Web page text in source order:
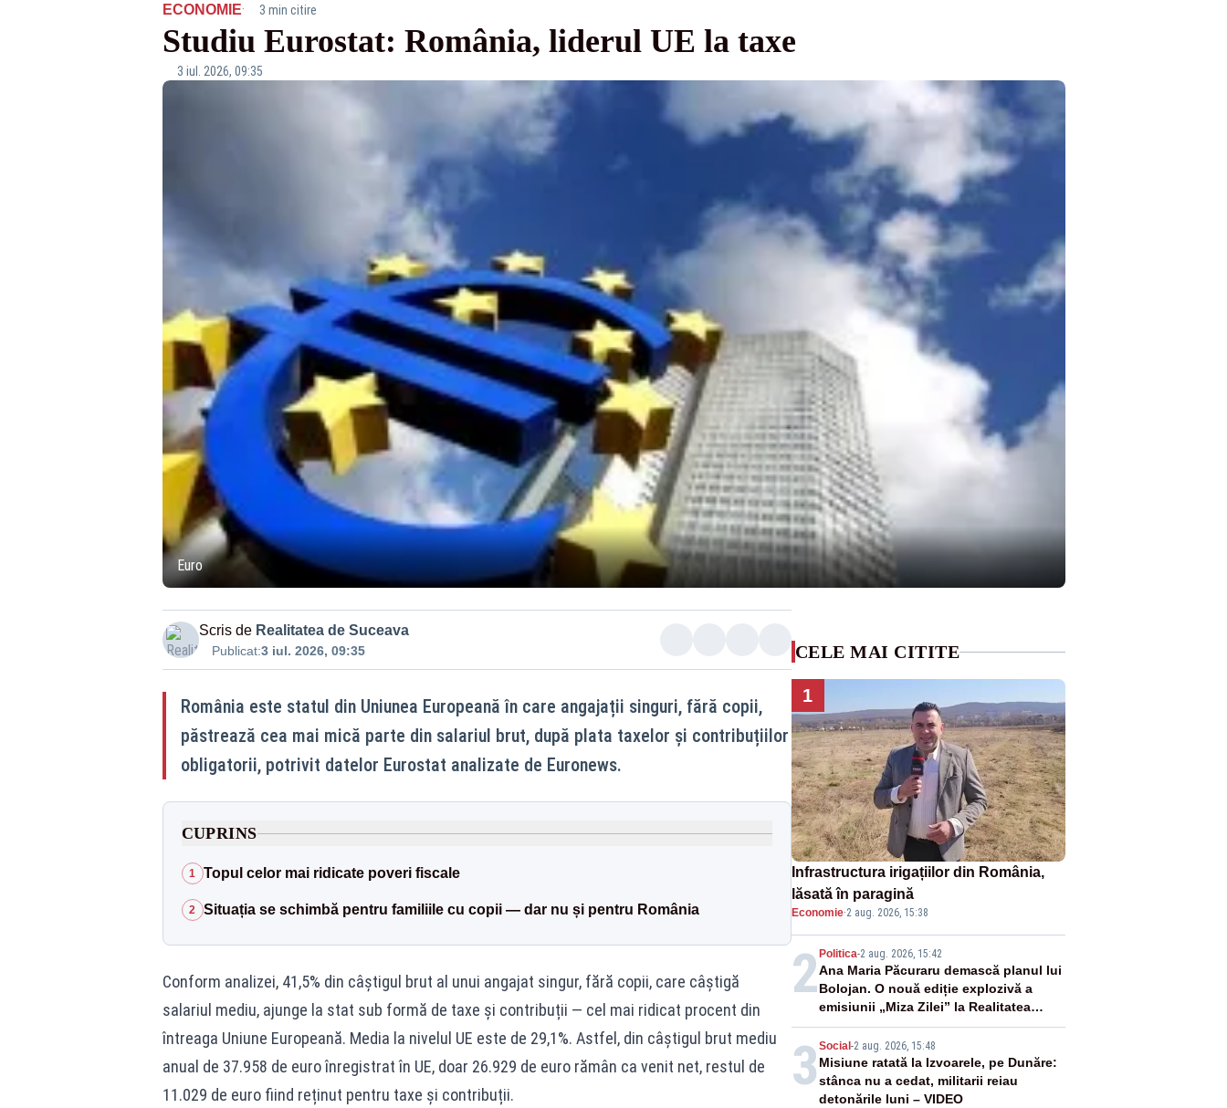
ECONOMIE· 3 min citire
Studiu Eurostat: România, liderul UE la taxe
3 iul. 2026, 09:35
Euro
Scris de Realitatea de Suceava
Publicat:3 iul. 2026, 09:35
România este statul din Uniunea Europeană în care angajații singuri, fără copii,
păstrează cea mai mică parte din salariul brut, după plata taxelor și contribuțiilor
obligatorii, potrivit datelor Eurostat analizate de Euronews.
CUPRINS
1 Topul celor mai ridicate poveri fiscale
2 Situația se schimbă pentru familiile cu copii — dar nu și pentru România
Conform analizei, 41,5% din câștigul brut al unui angajat singur, fără copii, care câștigă
salariul mediu, ajunge la stat sub formă de taxe și contribuții — cel mai ridicat procent din
întreaga Uniune Europeană. Media la nivelul UE este de 29,1%. Astfel, din câștigul brut mediu
anual de 37.958 de euro înregistrat în UE, doar 26.929 de euro rămân ca venit net, restul de
11.029 de euro fiind reținut pentru taxe și contribuții.
CELE MAI CITITE
1
Infrastructura irigațiilor din România,
lăsată în paragină
Economie·2 aug. 2026, 15:38
2 Politica-2 aug. 2026, 15:42
Ana Maria Păcuraru demască planul lui
Bolojan. O nouă ediție explozivă a
emisiunii „Miza Zilei” la Realitatea
PLUS
3 Social -2 aug. 2026, 15:48
Misiune ratată la Izvoarele, pe Dunăre:
stânca nu a cedat, militarii reiau
detonările luni – VIDEO